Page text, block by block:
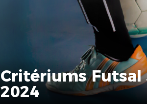
Critériums Futsal
2024